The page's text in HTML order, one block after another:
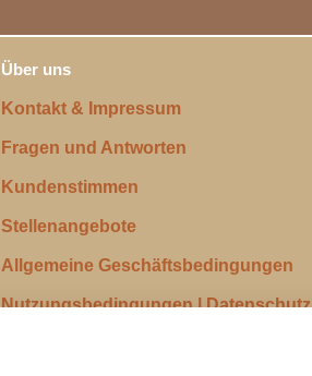
Über uns
Kontakt & Impressum
Fragen und Antworten
Kundenstimmen
Stellenangebote
Allgemeine Geschäftsbedingungen
Nutzungsbedingungen | Datenschutz